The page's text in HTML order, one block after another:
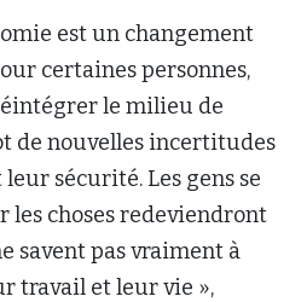
est un changement
certaines personnes,
le milieu de
de nouvelles incertitudes
sécurité. Les gens se
les choses redeviendront
savent pas vraiment à
travail et leur vie »,